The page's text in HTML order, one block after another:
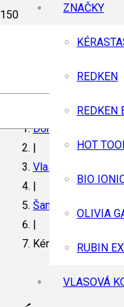
ZNAČKY
REDKEN
REDKEN
HOT
BIO
OLIVIA
RUBIN
VLASOVÁ
Domov
|
Vlasová kozmetika
|
Šampóny
|
Kérastase